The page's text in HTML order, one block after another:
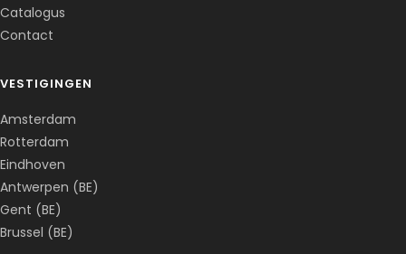
Catalogus
Contact
VESTIGINGEN
Amsterdam
Rotterdam
Eindhoven
Antwerpen (BE)
Gent (BE)
Brussel (BE)